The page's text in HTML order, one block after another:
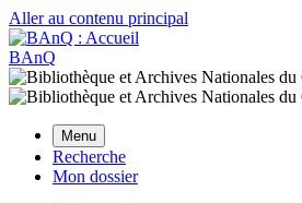
Aller au contenu principal
BAnQ
Menu
Recherche
Mon dossier